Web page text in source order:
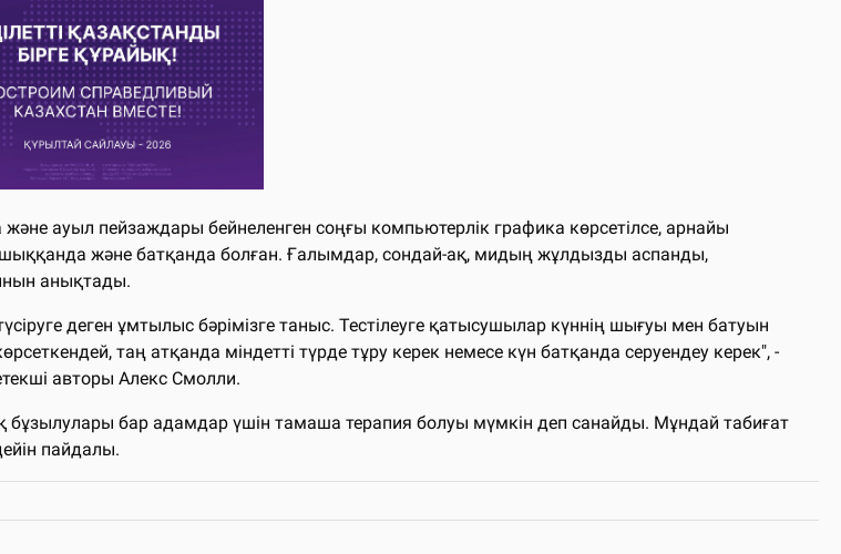
ауыл пейзаждары бейнеленген соңғы компьютерлік графика көрсетілсе, арнайы
және батқанда болған. Ғалымдар, сондай-ақ, мидың жұлдызды аспанды,
анықтады.
деген ұмтылыс бәрімізге таныс. Тестілеуге қатысушылар күннің шығуы мен батуын
таң атқанда міндетті түрде тұру керек немесе күн батқанда серуендеу керек", -
авторы Алекс Смолли.
бар адамдар үшін тамаша терапия болуы мүмкін деп санайды. Мұндай табиғат
пайдалы.